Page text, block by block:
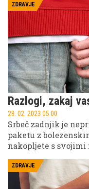
ZDRAVJE
Razlogi, zakaj
28. 02. 2023 05.00
Srbeč zadnjik je
paketu z
nakopljete s svojimi
ZDRAVJE